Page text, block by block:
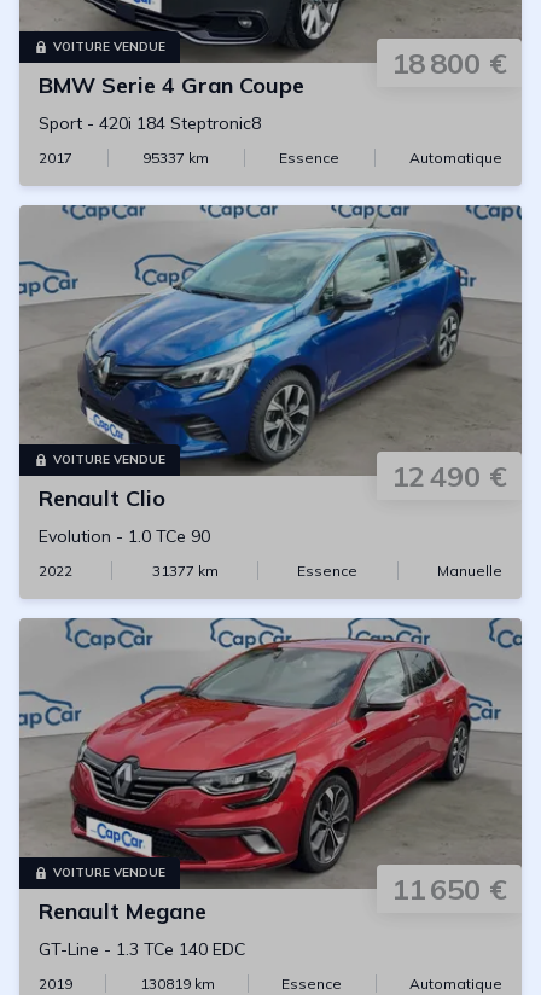
VOITURE VENDUE 18 800 €
BMW Serie 4 Gran Coupe
Sport - 420i 184 Steptronic8
2017 95337 km Essence Automatique
VOITURE VENDUE 12 490 €
Renault Clio
Evolution - 1.0 TCe 90
2022 31377 km Essence Manuelle
VOITURE VENDUE 11 650 €
Renault Megane
GT-Line - 1.3 TCe 140 EDC
2019 130819km Essence Automatique